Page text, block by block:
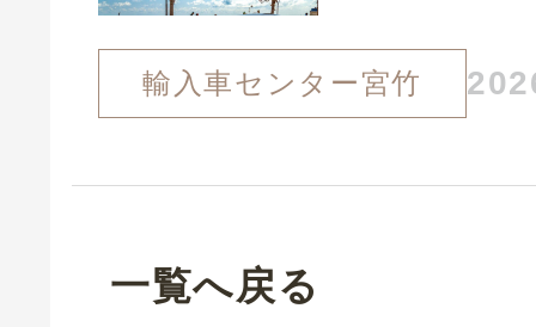
輸入車センター宮竹
一覧へ戻る